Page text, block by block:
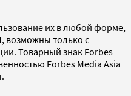
их в любой форме,
возможны только с
Товарный знак Forbes
Forbes Media Asia